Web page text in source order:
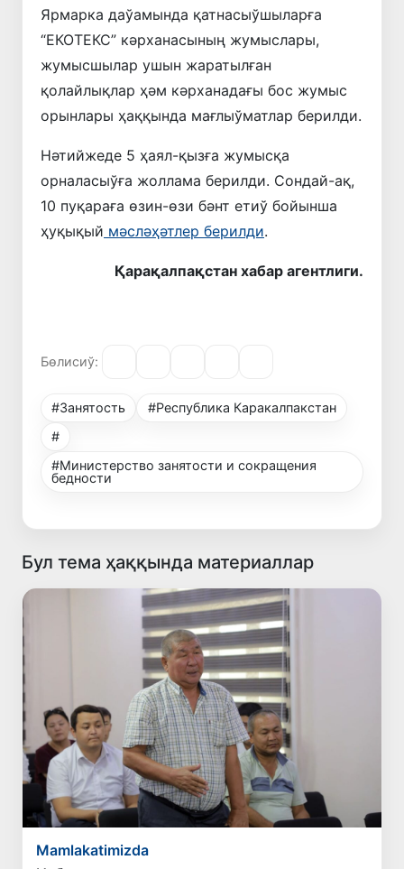
Ярмарка даўамында қатнасыўшыларға
“ЕКОТЕКС” кәрханасының жумыслары,
жумысшылар ушын жаратылған
қолайлықлар ҳәм кәрханадағы бос жумыс
орынлары ҳаққында мағлыўматлар берилди.
Нәтийжеде 5 ҳаял-қызға жумысқа
орналасыўға жоллама берилди. Сондай-ақ,
10 пуқараға өзин-өзи бәнт етиў бойынша
ҳуқықый мәсләҳәтлер берилди.
Қарақалпақстан хабар агентлиги.
Бөлисиў:
#Занятость
#Республика Каракалпакстан
#
#Министерство занятости и сокращения
бедности
Бул тема ҳаққында материаллар
Mamlakatimizda